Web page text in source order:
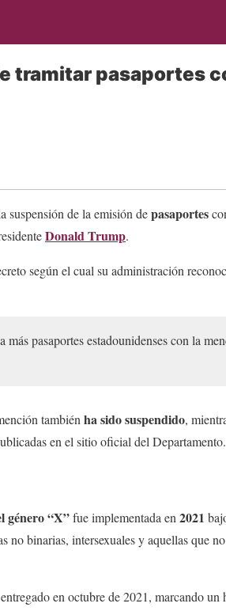
tramitar pasaportes
suspensión de la emisión depasaportes
Donald Trump.
según el cual su administración
más pasaportes estadounidenses con la
también ha sido suspendido,
en el sitio oficial del Departamento.
género“X”fue implementada en 2021
no binarias, intersexuales y aquellas que
en octubre de 2021, marcando